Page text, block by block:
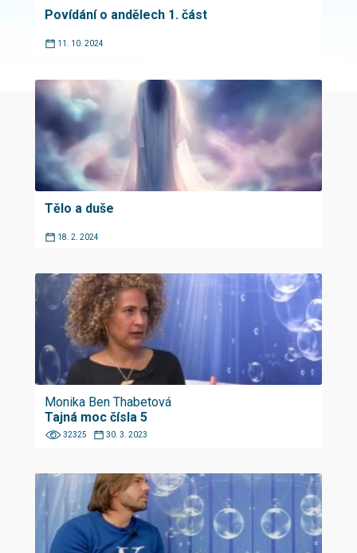
Povídání o andělech 1. část
11. 10. 2024
Tělo a duše
18. 2. 2024
Monika Ben Thabetová
Tajná moc čísla 5
32325 30. 3. 2023